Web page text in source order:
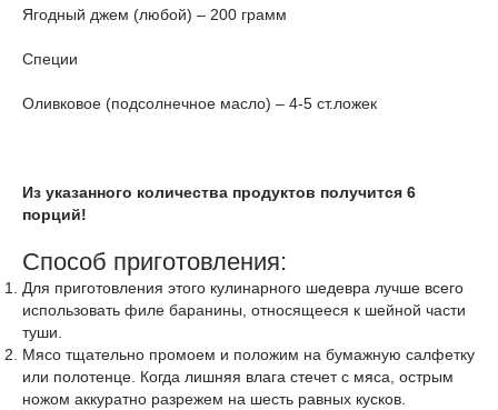
Ягодный джем (любой) – 200 грамм
Специи
Оливковое (подсолнечное масло) – 4-5 ст.ложек
Из указанного количества продуктов получится 6
порций!
Способ приготовления:
Для приготовления этого кулинарного шедевра лучше всего
использовать филе баранины, относящееся к шейной части
туши.
Мясо тщательно промоем и положим на бумажную салфетку
или полотенце. Когда лишняя влага стечет с мяса, острым
ножом аккуратно разрежем на шесть равных кусков.